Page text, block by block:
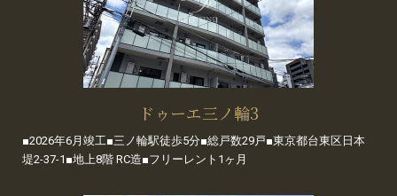
ドゥーエ三ノ輪3
■2026年6月竣工■三ノ輪駅徒歩5分■総戸数29戸■東京都台東区日本
堤2-37-1■地上8階 RC造■フリーレント1ヶ月